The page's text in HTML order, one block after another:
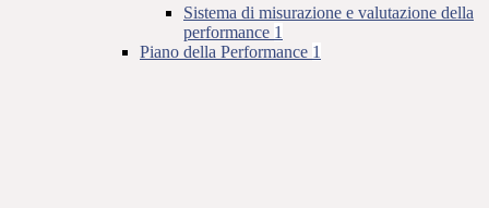
Sistema di misurazione e valutazione della
performance 1
Piano della Performance 1